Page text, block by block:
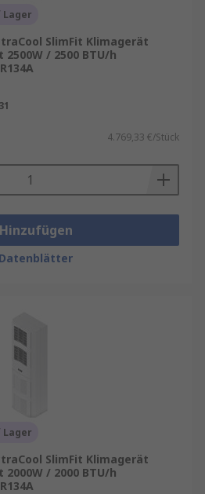
SlimFit Klimagerät
/ 2500 BTU/h
4.769,33 €/Stück
Hinzufügen
Datenblätter
SlimFit Klimagerät
/ 2000 BTU/h